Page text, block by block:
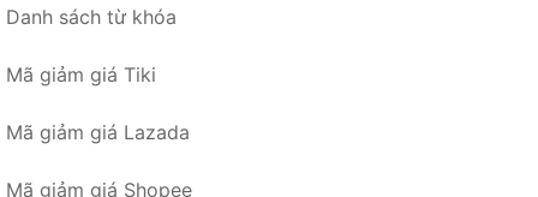
Danh sách từ khóa
Mã giảm giá Tiki
Mã giảm giá Lazada
Mã giảm giá Shopee